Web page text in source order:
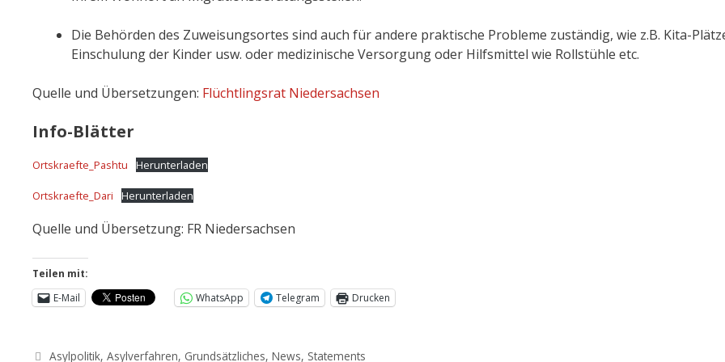
Die Behörden des Zuweisungsortes sind auch für andere praktische Probleme zuständig, wie z.B. Kita-
Einschulung der Kinder usw. oder medizinische Versorgung oder Hilfsmittel wie Rollstühle etc.
Quelle und Übersetzungen: Flüchtlingsrat Niedersachsen
Info-Blätter
Ortskraefte_Pashtu Herunterladen
Ortskraefte_Dari Herunterladen
Quelle und Übersetzung: FR Niedersachsen
Teilen mit:
E-Mail
WhatsApp Telegram Drucken
Asylpolitik,Asylverfahren, Grundsätzliches,News, Statements